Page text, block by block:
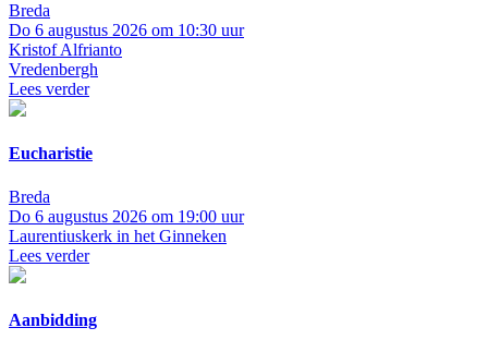
Breda
Do 6 augustus 2026 om 10:30 uur
Kristof Alfrianto
Vredenbergh
Lees verder
Eucharistie
Breda
Do 6 augustus 2026 om 19:00 uur
Laurentiuskerk in het Ginneken
Lees verder
Aanbidding